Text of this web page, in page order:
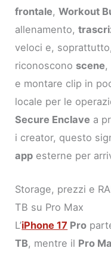
frontale,Workout
allenamento,
veloci e,
riconoscono scene,
e montare clip in
locale per le
Secure Enclave a
i creator, questo
app esterne per
Storage, prezzi e
TB su Pro Max
L’iPhone 17 Pro
TB, mentre il Pro